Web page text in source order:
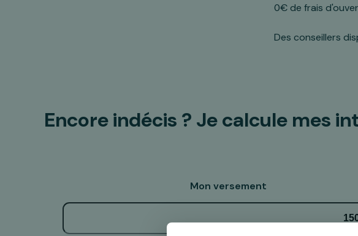
0€ de frais
Des conseillers
Encore indécis ? Je calcule mes
Mon versement